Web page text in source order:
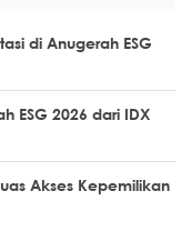
di Anugerah ESG
ESG 2026 dari IDX
Akses Kepemilikan